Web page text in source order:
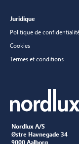
Nordlux A/S
Østre Havnegade 34
9000 Aalborg
Juridique
Politique de
Cookies
Termes et conditions